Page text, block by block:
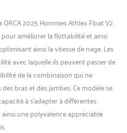
2025 Hommes Athlex Float V2
améliorer la flottabilité et ainsi
ainsi la vitesse de nage. Les
avec laquelle ils peuvent passer de
de la combinaison qui ne
bras et des jambes. Ce modèle se
à s’adapter à différentes
une polyvalence appréciable